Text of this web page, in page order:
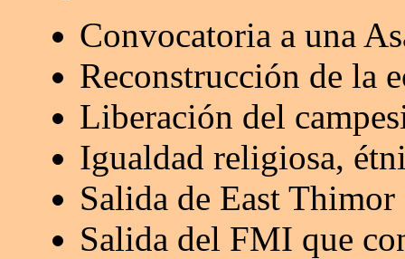
Convocatoria a una
Reconstrucción de la
Liberación del
Igualdad religiosa,
Salida de East Thimor
Salida del FMI que